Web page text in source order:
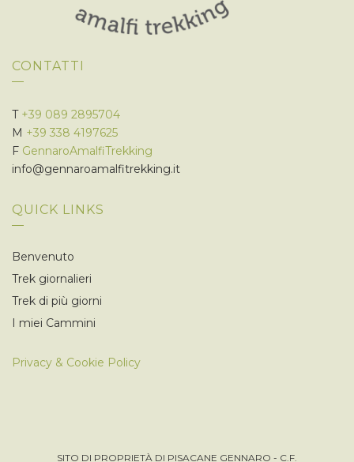
CONTATTI
T +39 089 2895704
M +39 338 4197625
F GennaroAmalfiTrekking
info@gennaroamalfitrekking.it
QUICK LINKS
Benvenuto
Trek giornalieri
Trek di più giorni
I miei Cammini
Privacy & Cookie Policy
SITO DI PROPRIETÀ DI PISACANE GENNARO - C.F.